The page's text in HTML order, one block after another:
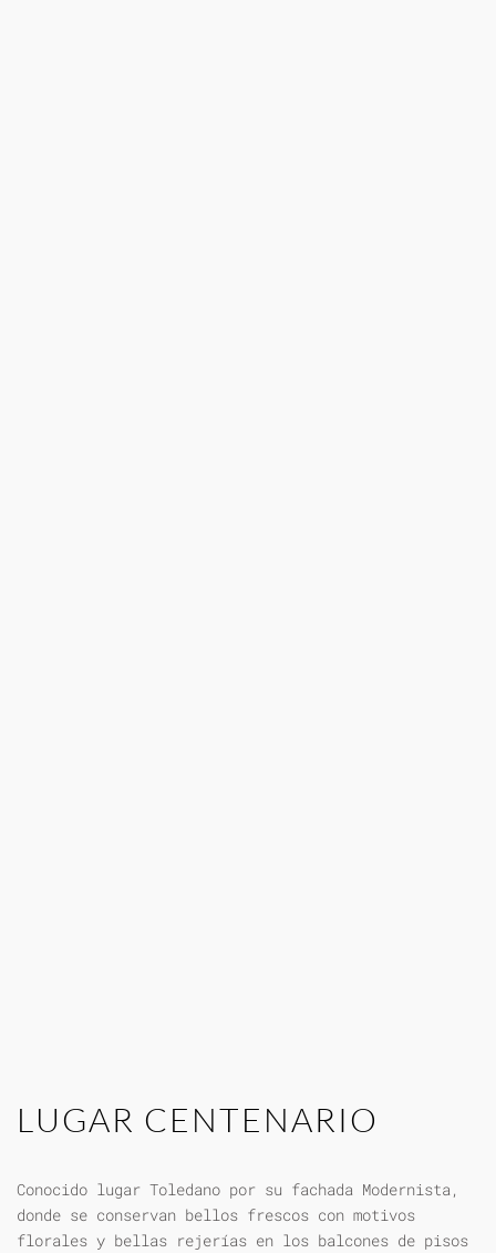
LUGAR CENTENARIO
Conocido lugar Toledano por su fachada Modernista,
donde se conservan bellos frescos con motivos
florales y bellas rejerías en los balcones de pisos